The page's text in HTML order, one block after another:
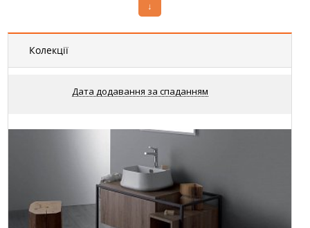
Simas пропонує широкий асортимент продукції для ванних
відзначається сучасним дизайном, високою якістю та
функціональністю. Якщо вас цікавитькупити мийкц для
, Simas має все необхідне для створення
скільки коштує
Завдяки своїм численним перевагам та багаторічному
досвіду, Simas продовжує залишатися одним із провідних
брендів на ринку сантехніки, пропонуючи клієнтам
найкращі рішення для ванних кімнат та кухонь.
↓
Колекції
Дата додавання за спаданням